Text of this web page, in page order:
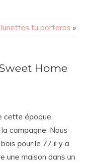
lunettes tu porteras »
Home
cette époque.
campagne. Nous
pour le 77 il y a
une maison dans un